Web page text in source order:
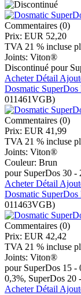
Commentaires (0)
Prix: EUR 52,20
TVA 21 % incluse
Joints: Viton®
Discontinué pour
AcheterDétail
Dosmatic
011461VGB)
Commentaires (0)
Prix: EUR 41,99
TVA 21 % incluse
Joints: Viton®
Couleur: Brun
pour SuperDos 30 -
AcheterDétail
Dosmatic
011463VGB)
Commentaires (0)
Prix: EUR 42,42
TVA 21 % incluse
Joints: Viton®
pour SuperDos 15 -
0,3%, SuperDos 20
AcheterDétail